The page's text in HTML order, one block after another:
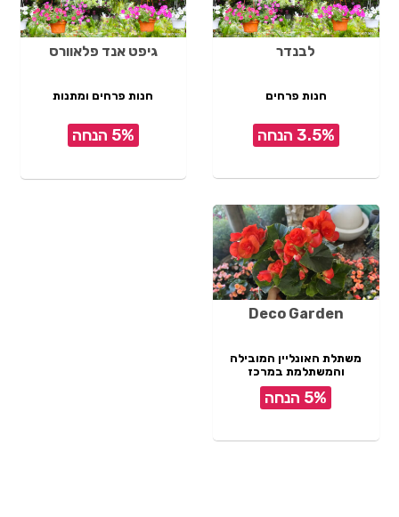
לבנדר
חנות פרחים
3.5% הנחה
גיפט אנד פלאוורס
חנות פרחים ומתנות
5% הנחה
Deco Garden
משתלת האונליין המובילה
והמשתלמת במרכז
5% הנחה